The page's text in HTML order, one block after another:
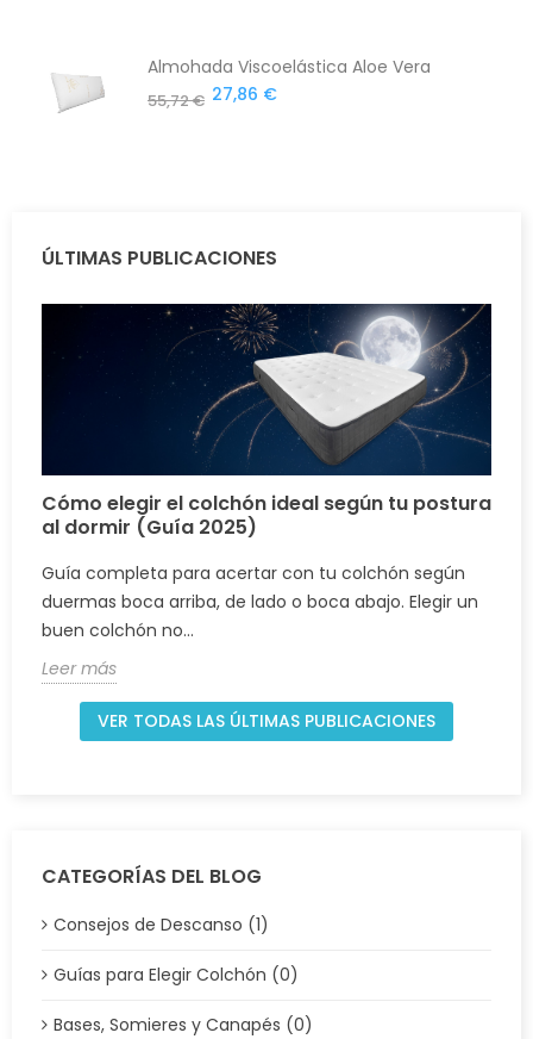
Almohada Viscoelástica Aloe Vera
55,72 € 27,86 €
ÚLTIMAS PUBLICACIONES
Cómo elegir el colchón ideal según tu postura
al dormir (Guía 2025)
Guía completa para acertar con tu colchón según
duermas boca arriba, de lado o boca abajo. Elegir un
buen colchón no...
Leer más
VER TODAS LAS ÚLTIMAS PUBLICACIONES
CATEGORÍAS DEL BLOG
Consejos de Descanso (1)
Guías para Elegir Colchón (0)
Bases, Somieres y Canapés (0)